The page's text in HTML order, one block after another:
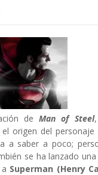
deMan of Steel
origen del
a saber a poco;
se ha lanzado
Superman (Henry